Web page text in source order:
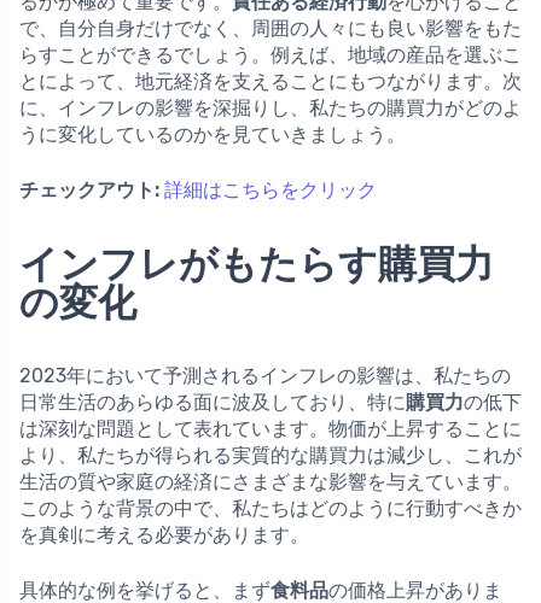
で、自分自身だけでなく、周囲の人々にも良い影響をもた
らすことができるでしょう。例えば、地域の産品を選ぶこ
とによって、地元経済を支えることにもつながります。次
に、インフレの影響を深掘りし、私たちの購買力がどのよ
うに変化しているのかを見ていきましょう。
チェックアウト: 詳細はこちらをクリック
インフレがもたらす購買力
の変化
2023年において予測されるインフレの影響は、私たちの
日常生活のあらゆる面に波及しており、特に購買力の低下
は深刻な問題として表れています。物価が上昇することに
より、私たちが得られる実質的な購買力は減少し、これが
生活の質や家庭の経済にさまざまな影響を与えています。
このような背景の中で、私たちはどのように行動すべきか
を真剣に考える必要があります。
具体的な例を挙げると、まず食料品の価格上昇がありま